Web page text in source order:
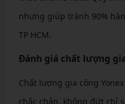
nhưng giúp tránh 90%
TP HCM.
Đánh giá chất lượng
Chất lượng gia công
chắc chắn, không đứt chỉ